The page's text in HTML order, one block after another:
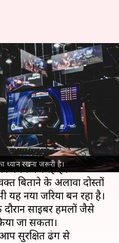
ध्यान रखना जरूरी है।
दौरान याद रखें ये
के खतरे से ना
pm
से बढ़ रहा है और बच्चों से
गेमिंग कर रहे हैं।
बिताने के अलावा दोस्तों
नया जरिया बन रहा है।
साइबर हमलों जैसे
जा सकता।
सुरक्षित ढंग से